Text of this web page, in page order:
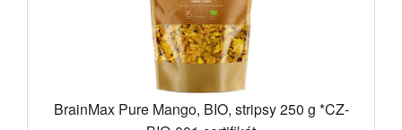
BrainMax Pure Mango, BIO, stripsy 250 g *CZ-